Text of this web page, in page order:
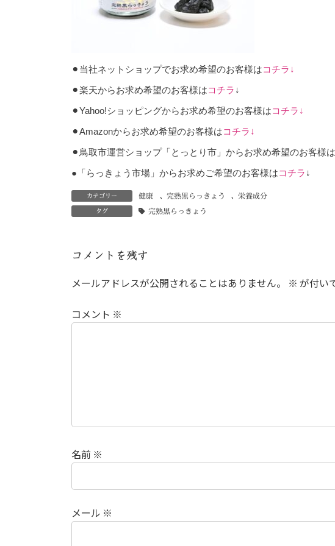
⚫︎当社ネットショップでお求め希望のお客様はコチラ ↓
⚫︎楽天からお求め希望のお客様はコチラ ↓
⚫︎Yahoo!ショッピングからお求め希望のお客様はコチラ ↓
⚫︎Amazonからお求め希望のお客様はコチラ ↓
⚫︎鳥取市運営ショップ「とっとり市」からお求め希望のお客様は
●「らっきょう市場」からお求めご希望のお客様はコチラ ↓
カテゴリー 健康 、 完熟黒らっきょう 、栄養成分
タグ 完熟黒らっきょう
コメントを残す
メールアドレスが公開されることはありません。 ※ が付い
コメント ※
名前 ※
メール ※